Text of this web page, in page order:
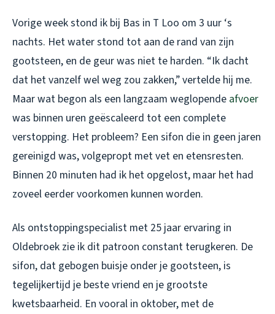
Vorige week stond ik bij Bas in T Loo om 3 uur ‘s
nachts. Het water stond tot aan de rand van zijn
gootsteen, en de geur was niet te harden. “Ik dacht
dat het vanzelf wel weg zou zakken,” vertelde hij me.
Maar wat begon als een langzaam weglopende afvoer
was binnen uren geëscaleerd tot een complete
verstopping. Het probleem? Een sifon die in geen jaren
gereinigd was, volgepropt met vet en etensresten.
Binnen 20 minuten had ik het opgelost, maar het had
zoveel eerder voorkomen kunnen worden.
Als ontstoppingspecialist met 25 jaar ervaring in
Oldebroek zie ik dit patroon constant terugkeren. De
sifon, dat gebogen buisje onder je gootsteen, is
tegelijkertijd je beste vriend en je grootste
kwetsbaarheid. En vooral in oktober, met de